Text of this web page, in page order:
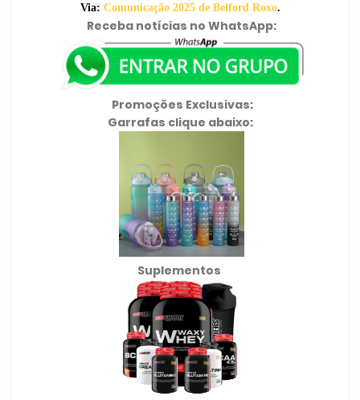
Via: Comunicação 2025 de Belford Roxo.
Receba notícias no WhatsApp:
Promoções Exclusivas:
Garrafas clique abaixo:
Suplementos